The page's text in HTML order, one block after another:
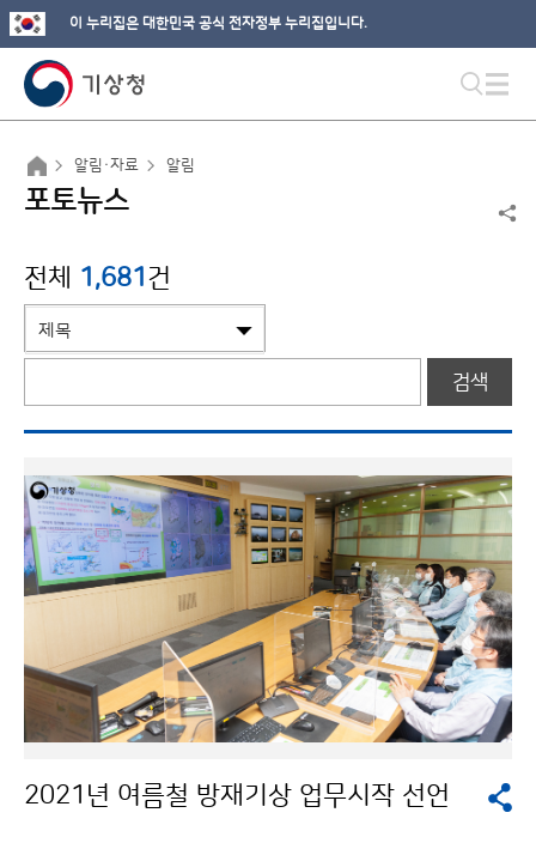
이 누리집은 대한민국 공식 전자정부 누리집입니다.
알림·자료 알림
포토뉴스
전체 1,681건
검색
2021년 여름철 방재기상 업무시작 선언